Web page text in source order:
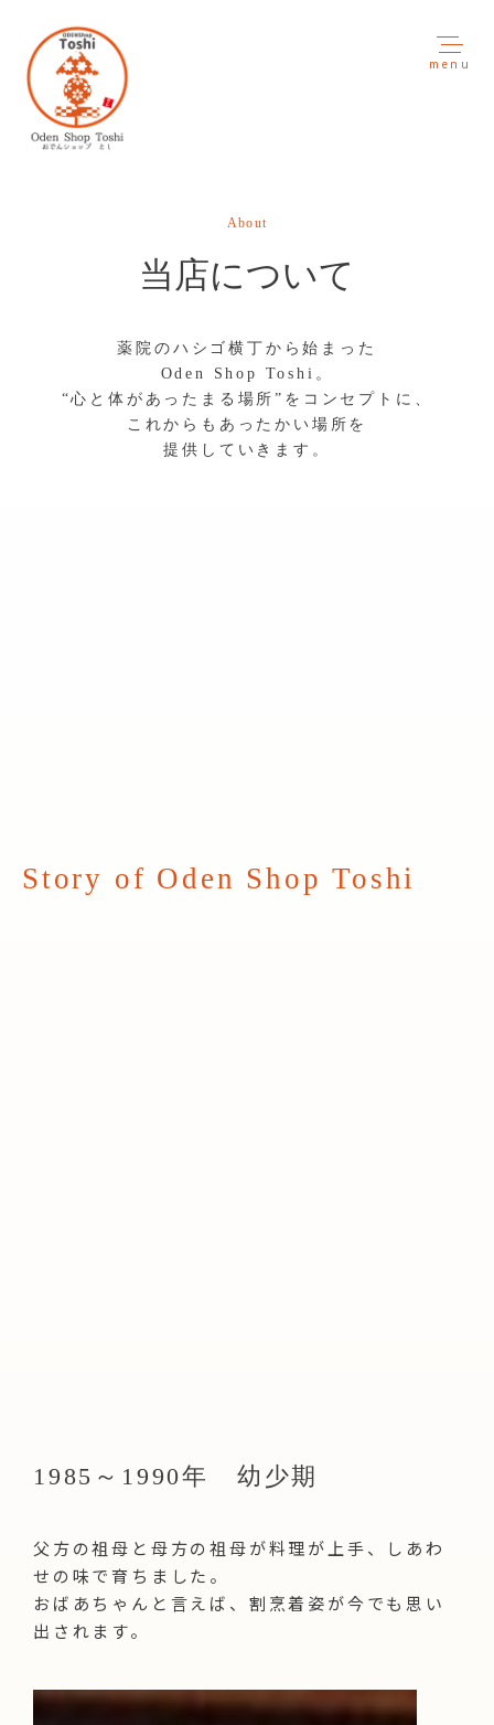
menu
About
当店について
薬院のハシゴ横丁から始まった
Oden Shop Toshi。
“心と体があったまる場所”をコンセプトに、
これからもあったかい場所を
提供していきます。
Story of Oden Shop Toshi
1985～1990年 幼少期
父方の祖母と母方の祖母が料理が上手、しあわ
せの味で育ちました。
おばあちゃんと言えば、割烹着姿が今でも思い
出されます。